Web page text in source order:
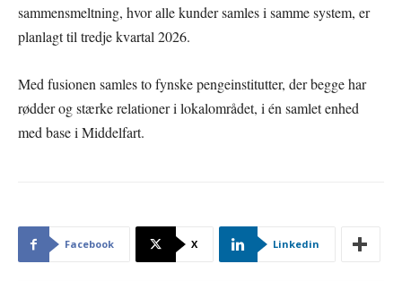
sammensmeltning, hvor alle kunder samles i samme system, er
planlagt til tredje kvartal 2026.
Med fusionen samles to fynske pengeinstitutter, der begge har
rødder og stærke relationer i lokalområdet, i én samlet enhed
med base i Middelfart.
Facebook X Linkedin